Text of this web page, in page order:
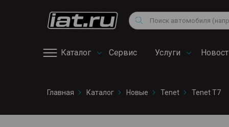
Поиск
Каталог Сервис
сервис
Услуги
Снегоходы
Квадроциклы
Главная Каталог Новые Tenet Tenet T7